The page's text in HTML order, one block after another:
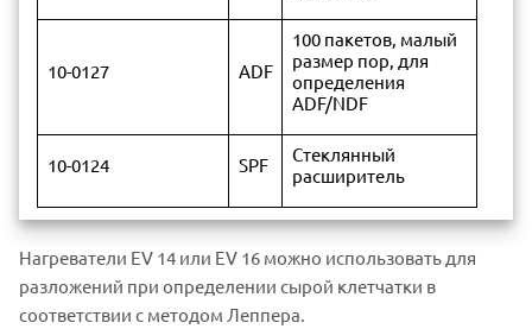
10-0127 ADF
100 пакетов, малый
размер пор, для
определения
ADF/NDF
10-0124 SPF
Стеклянный
расширитель
Нагреватели EV 14 или EV 16 можно использовать для
разложений при определении сырой клетчатки в
соответствии с методом Леппера.